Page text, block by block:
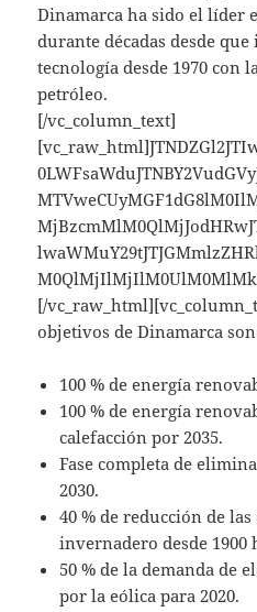
Dinamarca ha sido el líder
durante décadas desde
tecnología desde 1970 con
petróleo.
[/vc_column_text]
[/
objetivos de Dinamarca
100 % de energía
100 % de energía
calefacción por 2035.
Fase completa de
2030.
40 % de reducción de
invernadero desde 1900
50 % de la demanda de
por la eólica para 2020.